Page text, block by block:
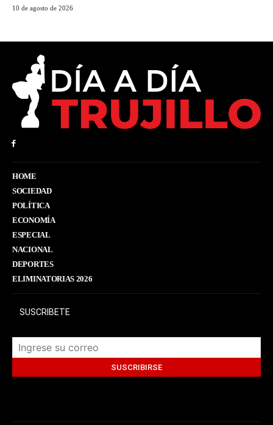
10 de agosto de 2026
HOME
SOCIEDAD
POLÍTICA
ECONOMÍA
ESPECIAL
NACIONAL
DEPORTES
ELIMINATORIAS 2026
SUSCRIBETE